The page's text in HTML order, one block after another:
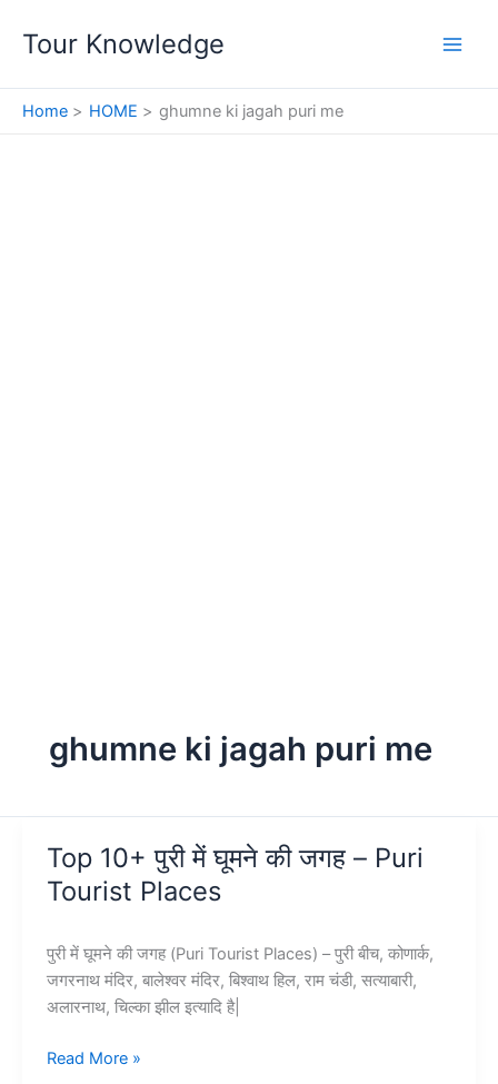
Tour Knowledge
Home HOME ghumne ki jagah puri me
ghumne ki jagah puri me
Top 10+ पुरी में घूमने की जगह – Puri
Tourist Places
पुरी में घूमने की जगह (Puri Tourist Places) – पुरी बीच, कोणार्क,
जगरनाथ मंदिर, बालेश्वर मंदिर, बिश्वाथ हिल, राम चंडी, सत्याबारी,
अलारनाथ, चिल्का झील इत्यादि है|
Top
Read More »